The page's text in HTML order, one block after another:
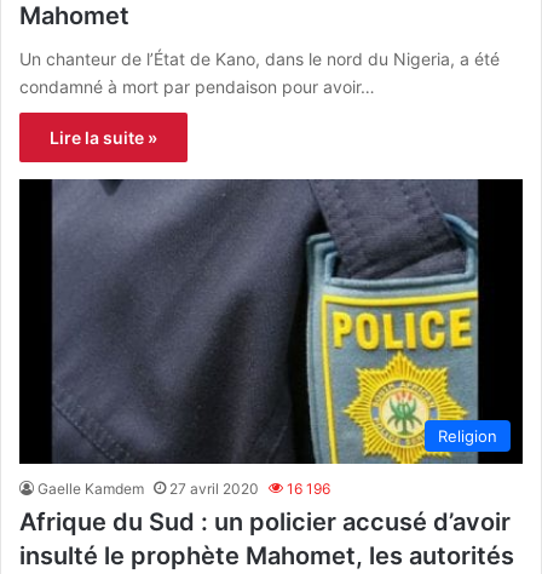
Mahomet
Un chanteur de l’État de Kano, dans le nord du Nigeria, a été
condamné à mort par pendaison pour avoir…
Lire la suite »
Religion
Gaelle Kamdem 27 avril 2020 16 196
Afrique du Sud : un policier accusé d’avoir
insulté le prophète Mahomet, les autorités